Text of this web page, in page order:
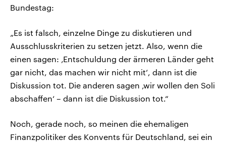
Bundestag:
„Es ist falsch, einzelne Dinge zu diskutieren und
Ausschlusskriterien zu setzen jetzt. Also, wenn die
einen sagen: ‚Entschuldung der ärmeren Länder geht
gar nicht, das machen wir nicht mit‘, dann ist die
Diskussion tot. Die anderen sagen ‚wir wollen den Soli
abschaffen‘ – dann ist die Diskussion tot.“
Noch, gerade noch, so meinen die ehemaligen
Finanzpolitiker des Konvents für Deutschland, sei ein